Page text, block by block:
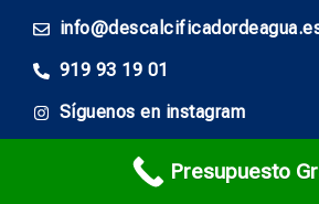
919 93 19 01
Síguenos en instagram
Presupuesto